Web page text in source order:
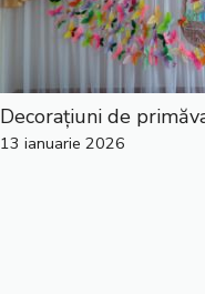
Decorațiuni de
13 ianuarie 2026